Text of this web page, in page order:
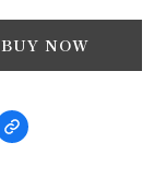
BUY NOW